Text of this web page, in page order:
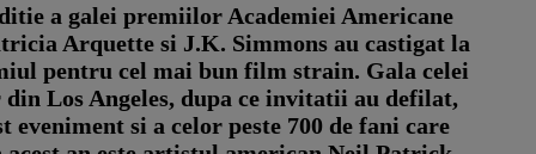
a galei premiilor Academiei Americane
Arquette si J.K. Simmons au castigat la
pentru cel mai bun film strain. Gala celei
Los Angeles, dupa ce invitatii au defilat,
si a celor peste 700 de fani care